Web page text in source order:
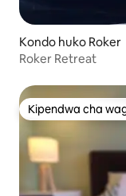
Kondo huko Roker
Roker Retreat
Kipendwa cha
Kipendwa cha